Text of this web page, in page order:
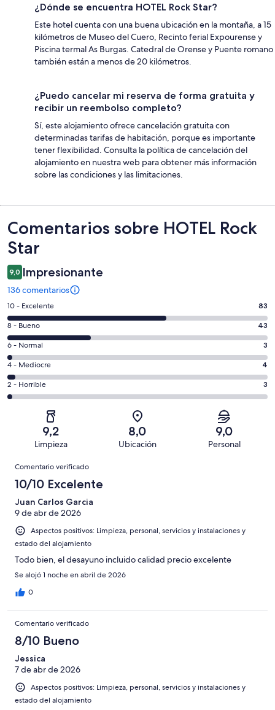
¿Dónde se encuentra HOTEL Rock Star?
Este hotel cuenta con una buena ubicación en la montaña, a 15
kilómetros de Museo del Cuero, Recinto ferial Expourense y
Piscina termal As Burgas. Catedral de Orense y Puente romano
también están a menos de 20 kilómetros.
¿Puedo cancelar mi reserva de forma gratuita y
recibir un reembolso completo?
Sí, este alojamiento ofrece cancelación gratuita con
determinadas tarifas de habitación, porque es importante
tener flexibilidad. Consulta la política de cancelación del
alojamiento en nuestra web para obtener más información
sobre las condiciones y las limitaciones.
Comentarios
Comentarios sobre HOTEL Rock
Star
9,0 Impresionante
136 comentarios
83
comentarios
de
un
total
de
136
con
puntuación
10 - Excelente 83
43
comentarios
de
un
total
de
puntuación
8 - Bueno 43
3
comentarios
de
un
total
puntuación
Normal
6 - Normal 3
4
comentarios
de
una
puntuación
Mediocre
4 - Mediocre 4
3
comentarios
136
una
puntuación
de
2 - Horrible 3
9,2
Limpieza
8,0
Ubicación
9,0
Personal
Comentarios
Comentario verificado
10/10 Excelente
Juan Carlos Garcia
9 de abr de 2026
Aspectos positivos: Limpieza, personal, servicios y instalaciones y
estado del alojamiento
Todo bien, el desayuno incluido calidad precio excelente
Se alojó 1 noche en abril de 2026
0
Comentario verificado
8/10 Bueno
Jessica
7 de abr de 2026
Aspectos positivos: Limpieza, personal, servicios y instalaciones y
estado del alojamiento